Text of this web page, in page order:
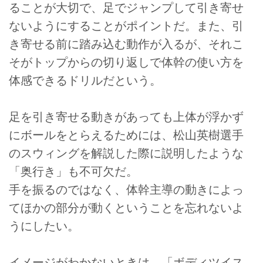
ることが大切で、足でジャンプして引き寄せ
ないようにすることがポイントだ。また、引
き寄せる前に踏み込む動作が入るが、それこ
そがトップからの切り返しで体幹の使い方を
体感できるドリルだという。
足を引き寄せる動きがあっても上体が浮かず
にボールをとらえるためには、松山英樹選手
のスウィングを解説した際に説明したような
「奥行き」も不可欠だ。
手を振るのではなく、体幹主導の動きによっ
てほかの部分が動くということを忘れないよ
うにしたい。